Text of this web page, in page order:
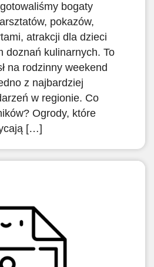
bogaty
pokazów,
atrakcji dla dzieci
doznań kulinarnych. To
na rodzinny weekend
z najbardziej
w regionie. Co
Ogrody, które
[…]